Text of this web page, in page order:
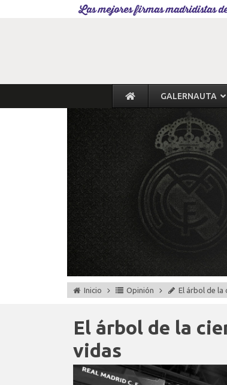
Las mejores firmas madridistas
GALERNAUTA
Inicio Opinión El árbol de la
El árbol de la
vidas